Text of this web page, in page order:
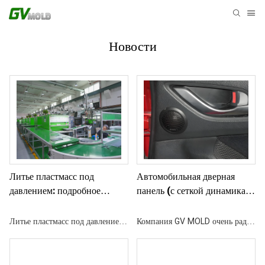
Новости
Литье пластмасс под
давлением: подробное
Литье пластмасс под давлением
— это революционный
Автомобильная дверная
панель (с сеткой динамика),
Компания GV MOLD очень рада
сотрудничеству с OEM-